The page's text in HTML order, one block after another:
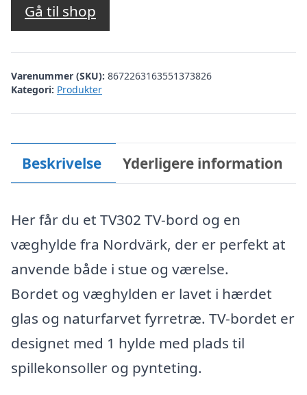
Gå til shop
Varenummer (SKU): 8672263163551373826
Kategori: Produkter
Beskrivelse Yderligere information
Her får du et TV302 TV-bord og en
væghylde fra Nordvärk, der er perfekt at
anvende både i stue og værelse.
Bordet og væghylden er lavet i hærdet
glas og naturfarvet fyrretræ. TV-bordet er
designet med 1 hylde med plads til
spillekonsoller og pynteting.